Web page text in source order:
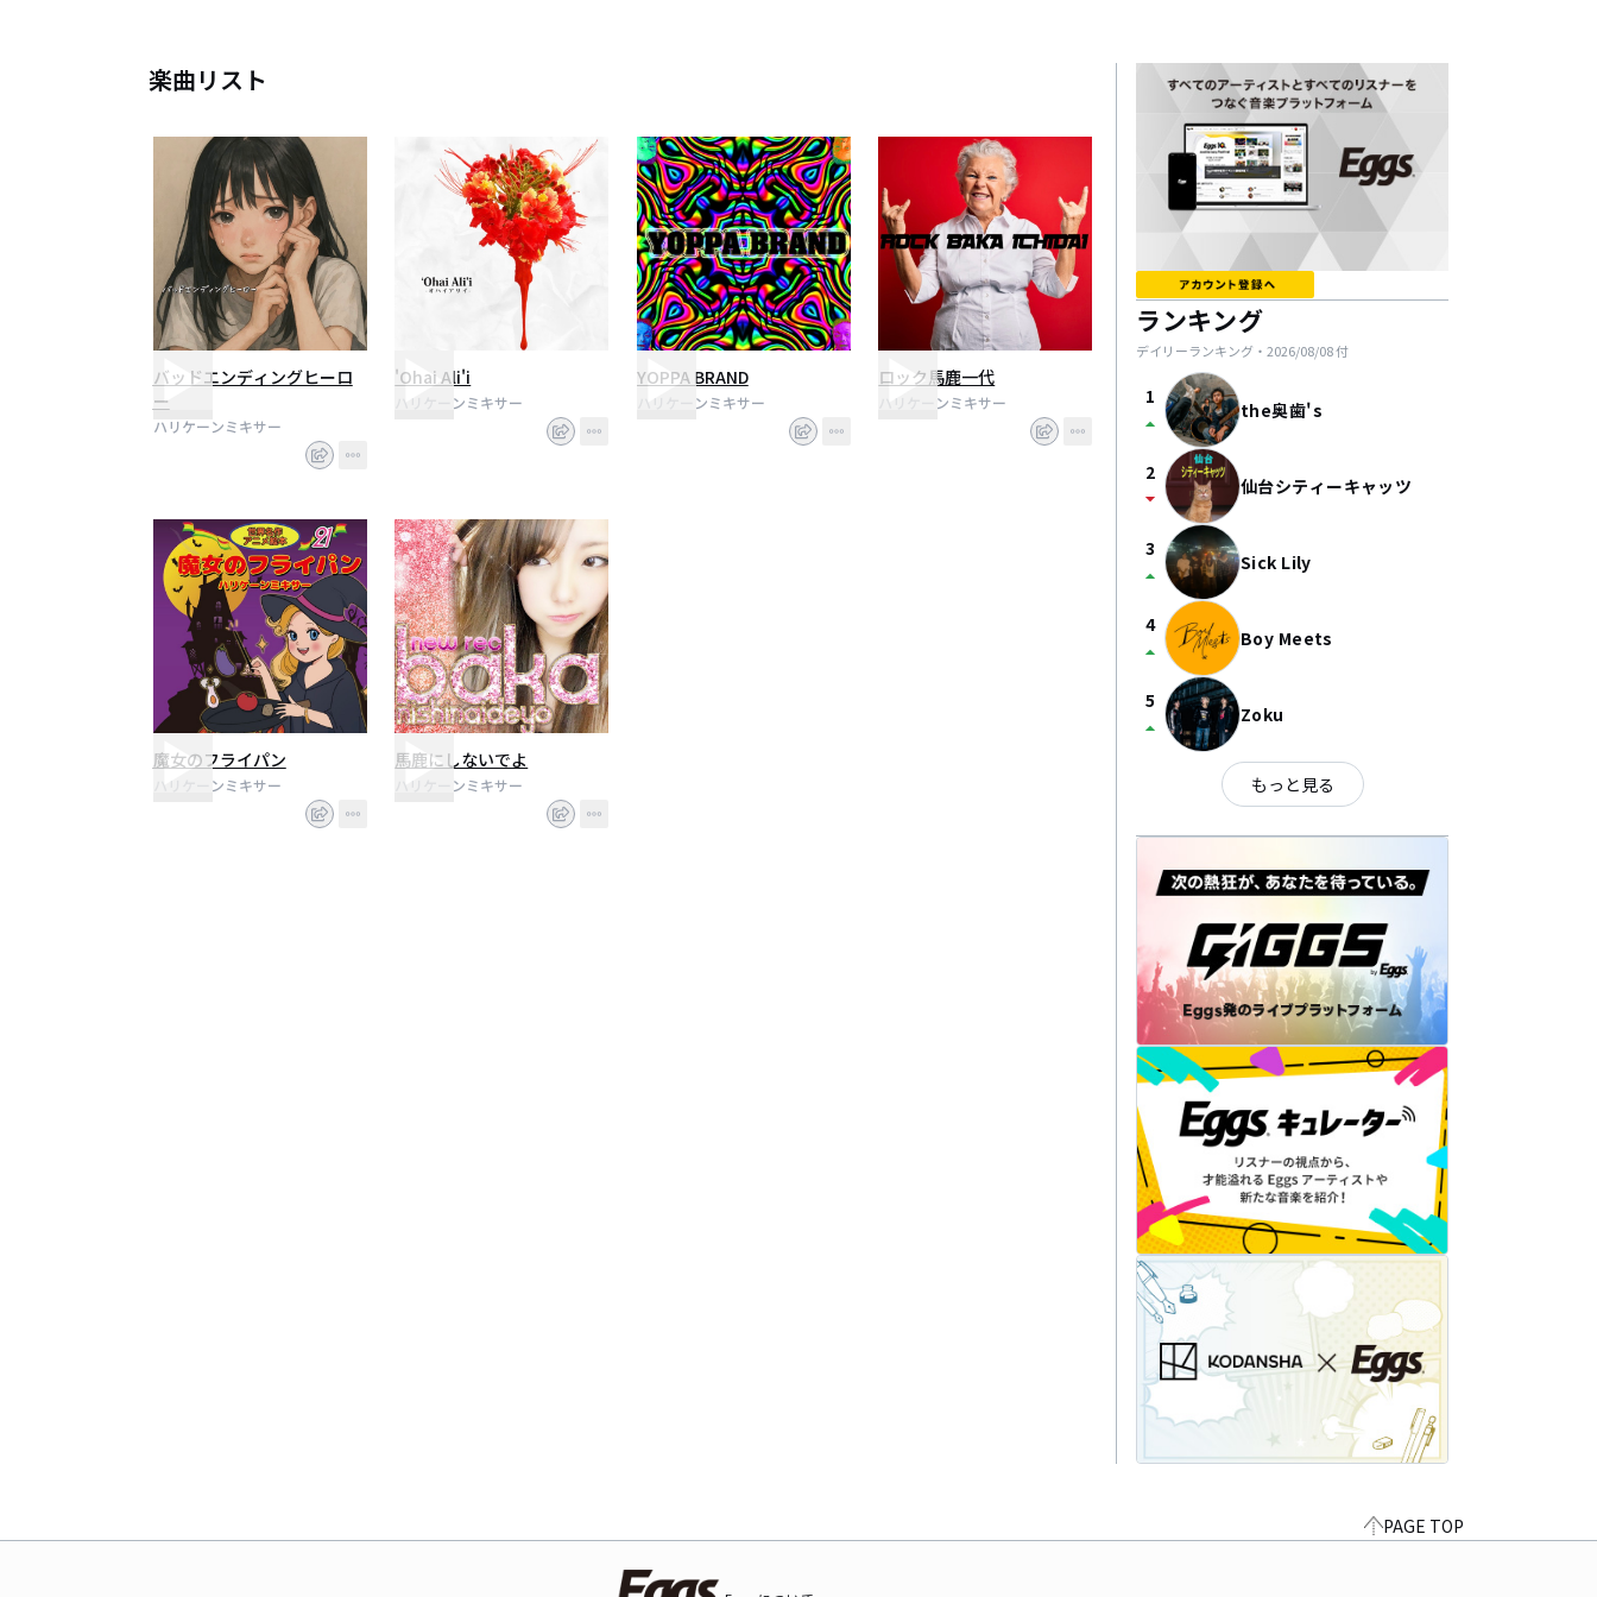
楽曲リスト
バッドエンディングヒーロ
ー
ハリケーンミキサー
'Ohai Ali'i
ハリケーンミキサー
YOPPA BRAND
ハリケーンミキサー
ロック馬鹿一代
ハリケーンミキサー
魔女のフライパン
ハリケーンミキサー
馬鹿にしないでよ
ハリケーンミキサー
ランキング
デイリーランキング・ 2026/08/08付
1
arrow_drop_up the奥歯's
2
arrow_drop_down 仙台シティーキャッツ
3
arrow_drop_up Sick Lily
4
arrow_drop_up Boy Meets
5
arrow_drop_up Zoku
もっと見る
PAGE TOP